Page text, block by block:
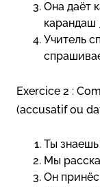
Она даёт
карандаш
Учитель
Exercice 2 :
(accusatif ou
Ты знаешь
Мы
Он